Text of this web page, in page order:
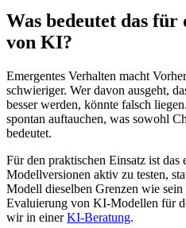
Was bedeutet das für
von KI?
Emergentes Verhalten macht
schwieriger. Wer davon ausgeht,
besser werden, könnte falsch
spontan auftauchen, was sowohl
bedeutet.
Für den praktischen Einsatz ist das
Modellversionen aktiv zu testen,
Modell dieselben Grenzen wie
Evaluierung von KI-Modellen für
wir in einerKI-Beratung.